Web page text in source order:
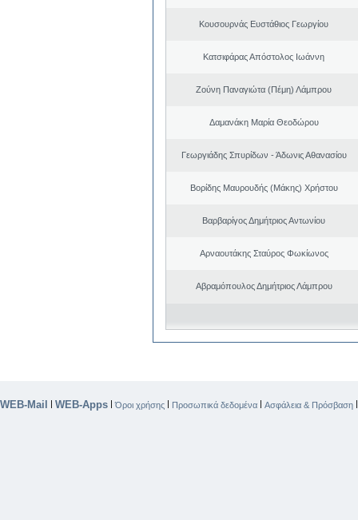
Κουσουρνάς Ευστάθιος Γεωργίου
Κατσιφάρας Απόστολος Ιωάννη
Ζούνη Παναγιώτα (Πέμη) Λάμπρου
Δαμανάκη Μαρία Θεοδώρου
Γεωργιάδης Σπυρίδων - Άδωνις Αθανασίου
Βορίδης Μαυρουδής (Μάκης) Χρήστου
Βαρβαρίγος Δημήτριος Αντωνίου
Αρναουτάκης Σταύρος Φωκίωνος
Αβραμόπουλος Δημήτριος Λάμπρου
WEB-Mail | WEB-Apps |Όροι χρήσης | Προσωπικά δεδομένα | Ασφάλεια & Πρόσβαση